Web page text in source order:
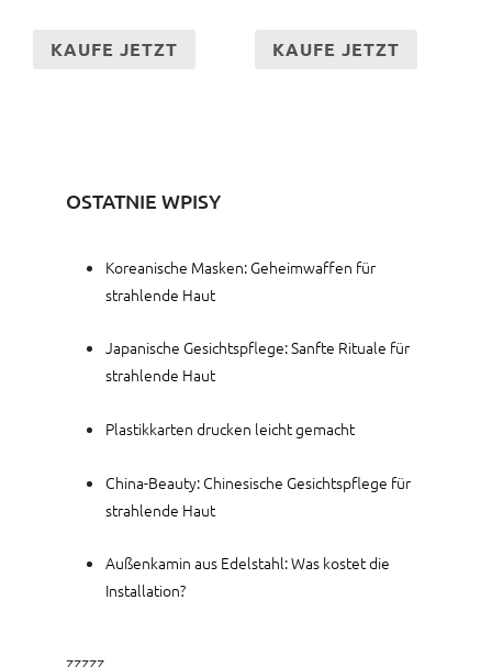
KAUFE JETZT KAUFE JETZT
OSTATNIE WPISY
Koreanische Masken: Geheimwaffen für
strahlende Haut
Japanische Gesichtspflege: Sanfte Rituale für
strahlende Haut
Plastikkarten drucken leicht gemacht
China-Beauty: Chinesische Gesichtspflege für
strahlende Haut
Außenkamin aus Edelstahl: Was kostet die
Installation?
zzzzz